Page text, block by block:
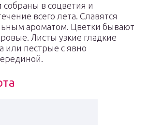
в соцветия и
всего лета. Славятся
ароматом. Цветки бывают
Листы узкие гладкие
или пестрые с явно